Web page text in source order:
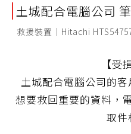
土城配合電腦公司
救援裝置｜Hitachi
【受
土城配合電腦公司的
想要救回重要的資料，
取件